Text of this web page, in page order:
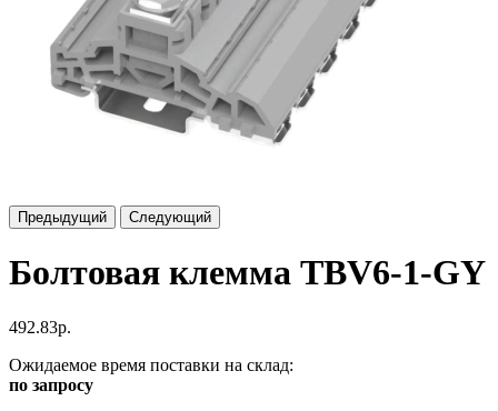
Предыдущий Следующий
Болтовая клемма TBV6-1-GY
492.83р.
Ожидаемое время поставки на склад:
по запросу